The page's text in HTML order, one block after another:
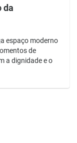
da
espaço moderno
de
a dignidade e o